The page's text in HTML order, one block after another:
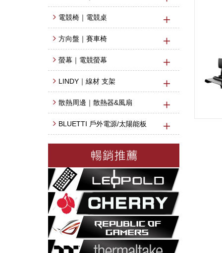
電競椅｜電競桌
方向盤｜賽車椅
螢幕｜電競螢幕
LINDY｜線材 支架
散熱周邊｜散熱器&風扇
BLUETTI 戶外電源/太陽能板